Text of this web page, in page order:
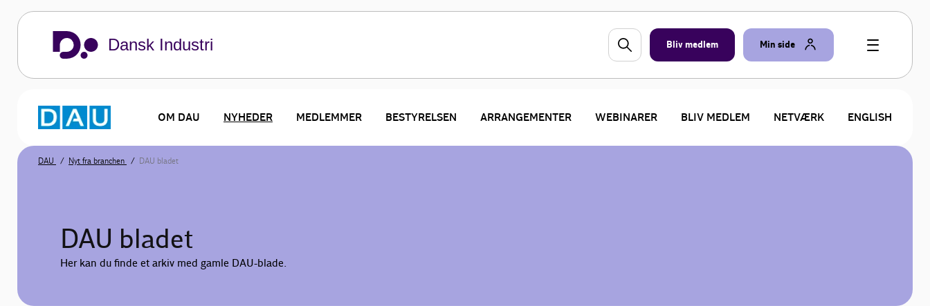
Dansk Industri Bliv medlem Min side
OM DAU NYHEDER MEDLEMMER BESTYRELSEN ARRANGEMENTER WEBINARER BLIV MEDLEM NETVÆRK ENGLISH
DAU Nyt fra branchen DAU bladet
DAU bladet
Her kan du finde et arkiv med gamle DAU-blade.